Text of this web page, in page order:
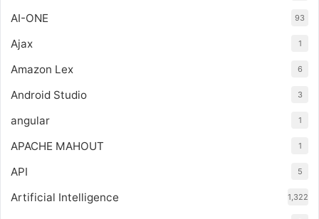
AI-ONE 93
Ajax 1
Amazon Lex 6
Android Studio 3
angular 1
APACHE MAHOUT 1
API 5
Artificial Intelligence 1,322